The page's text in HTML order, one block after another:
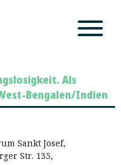
Als
Bengalen/Indien
Sankt Josef,
Str. 135,